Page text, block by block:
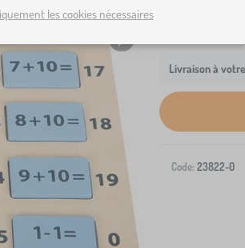
Livraison à
Code: 23822-0
les cookies nécessaires